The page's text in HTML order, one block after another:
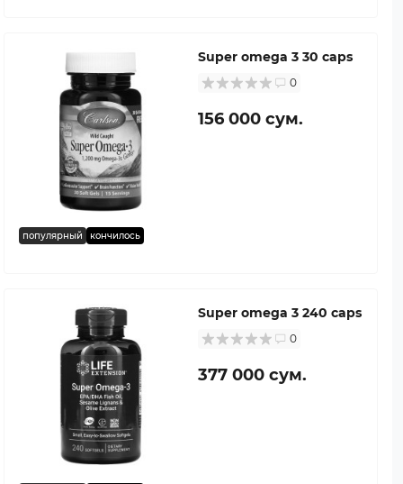
популярный кончилось
Super omega 3 30 caps
0
156 000 сум.
Super omega 3 240 caps
0
377 000 сум.